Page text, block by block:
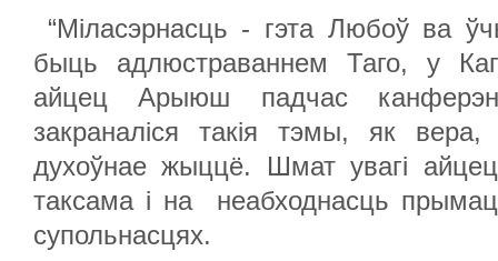
“Міласэрнасць - гэта Любоў ва
быць адлюстраваннем Таго, у
айцец Арыюш падчас
закраналіся такія тэмы, як
духоўнае жыццё. Шмат увагі
таксама і на неабходнасць
супольнасцях.